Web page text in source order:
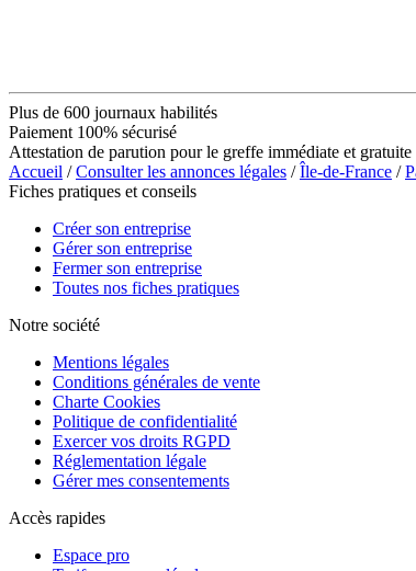
Plus de 600 journaux habilités
Paiement 100% sécurisé
Attestation de parution pour le greffe immédiate et gratuite
Accueil /Consulter les annonces légales /Île-de-France /
Fiches pratiques et conseils
Créer son entreprise
Gérer son entreprise
Fermer son entreprise
Toutes nos fiches pratiques
Notre société
Mentions légales
Conditions générales de vente
Charte Cookies
Politique de confidentialité
Exercer vos droits RGPD
Réglementation légale
Gérer mes consentements
Accès rapides
Espace pro